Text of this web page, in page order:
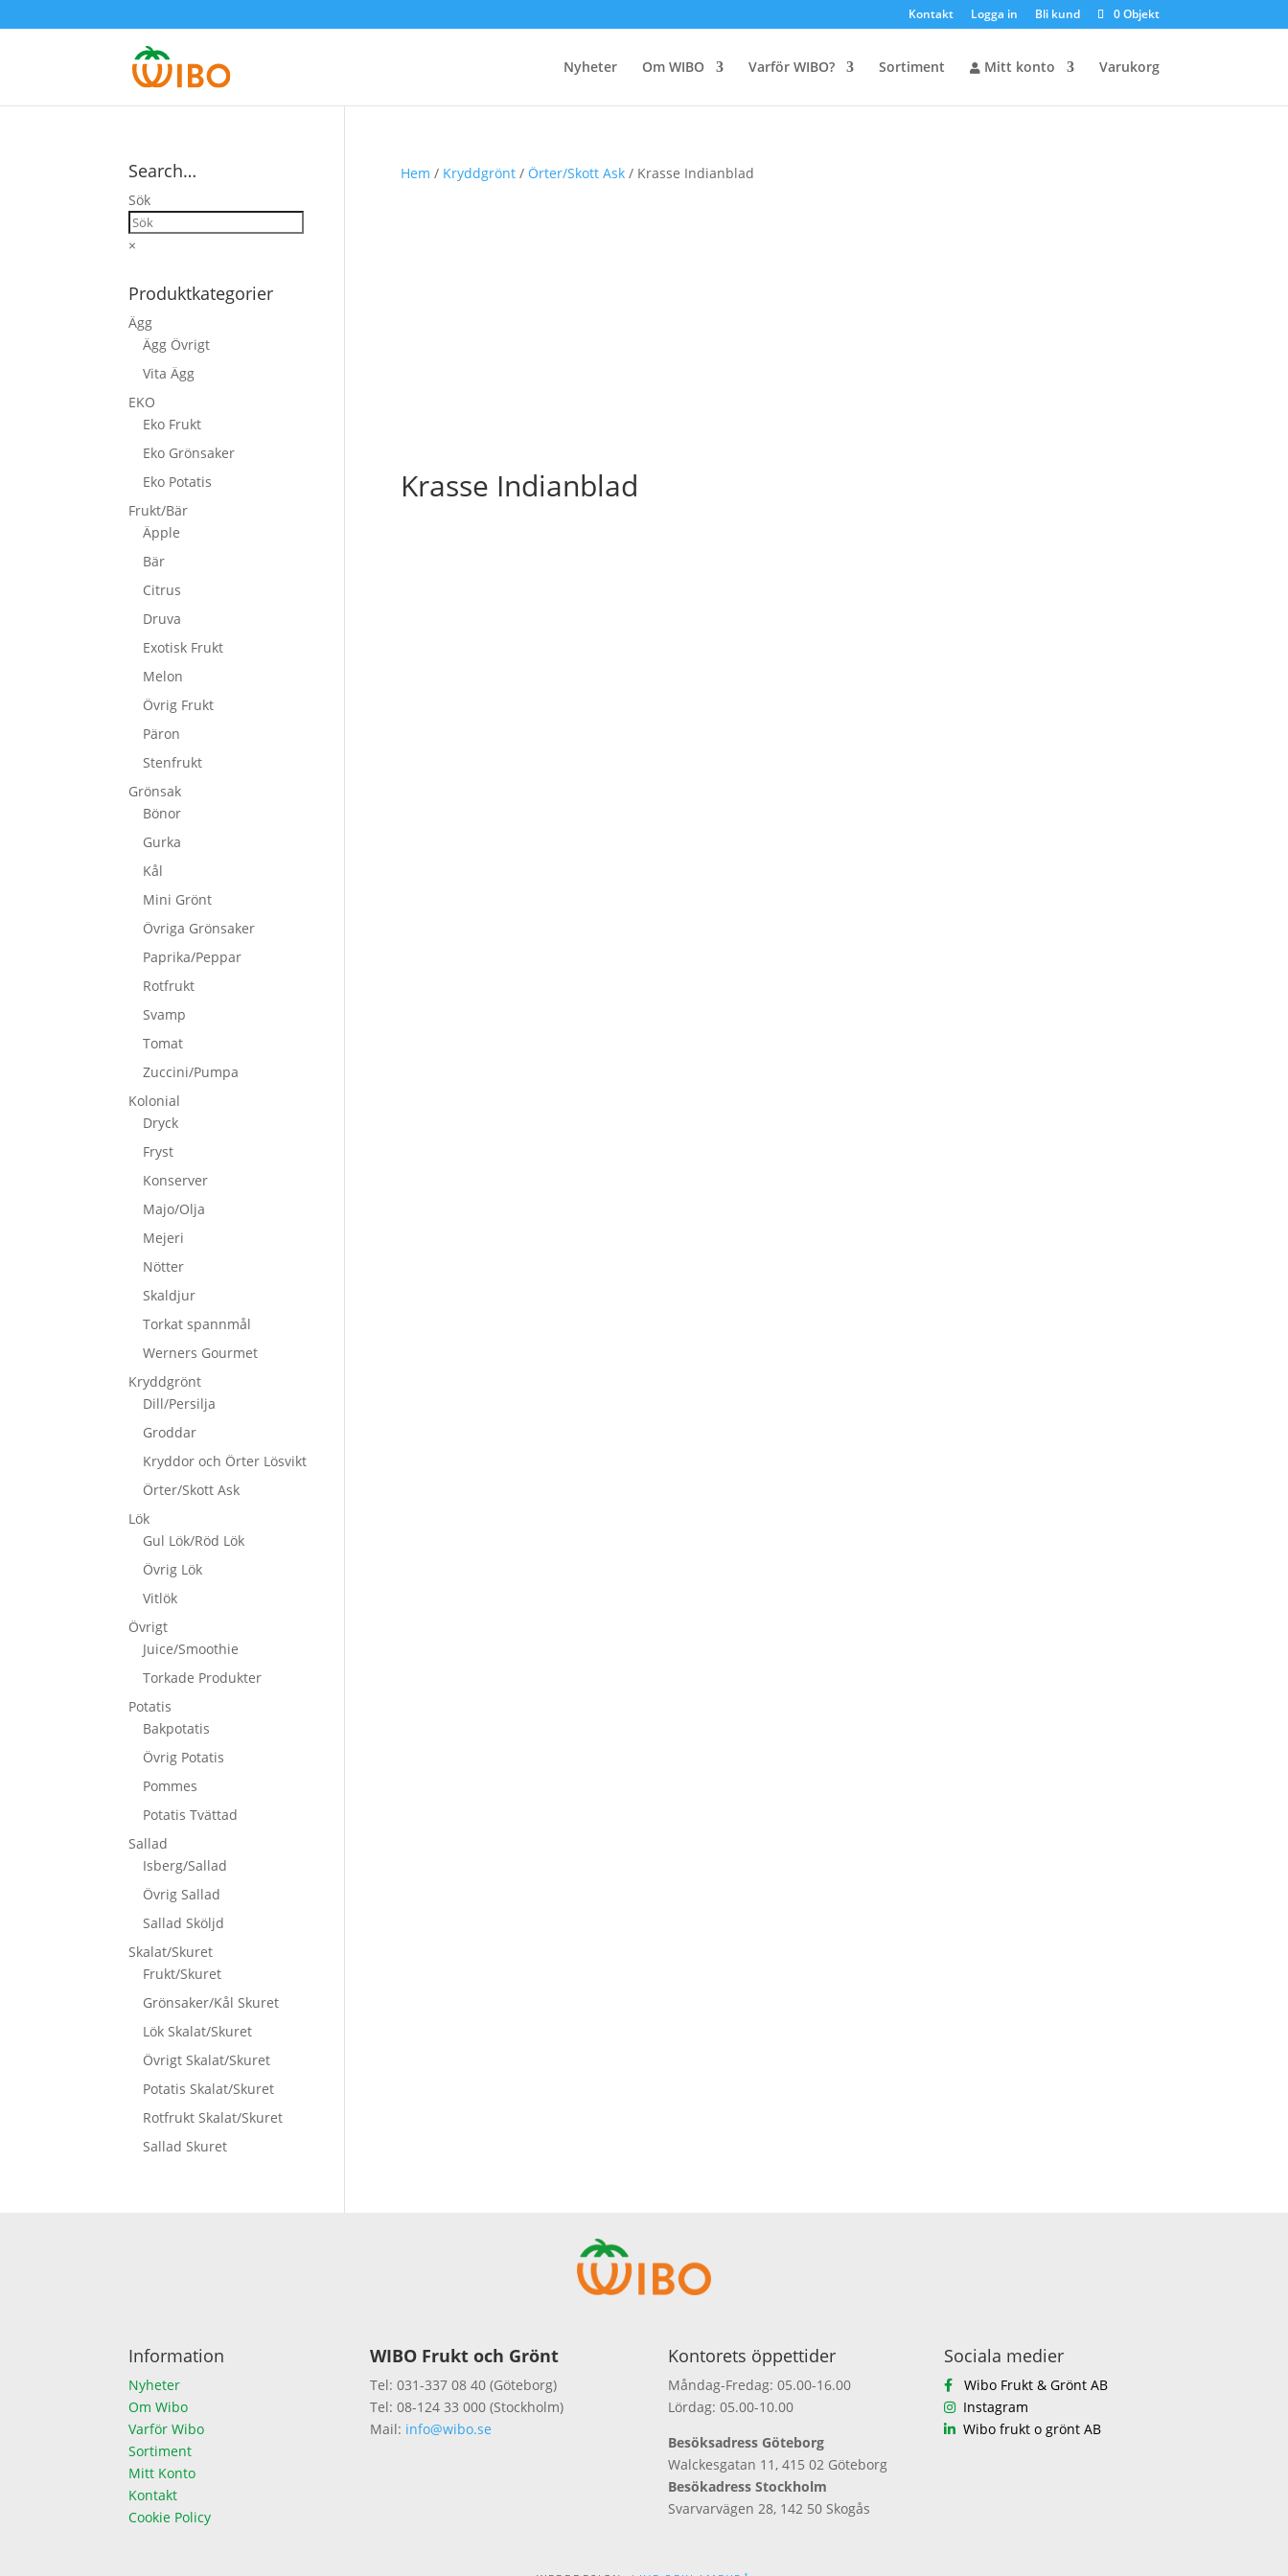
Kontakt Logga in Bli kund 0 Objekt
Nyheter Om WIBO Varför WIBO? Sortiment Mitt konto Varukorg
Hem / Kryddgrönt/ Örter/Skott Ask/ Krasse Indianblad
Krasse Indianblad
Search…
Sök
×
Produktkategorier
Ägg
Ägg Övrigt
Vita Ägg
EKO
Eko Frukt
Eko Grönsaker
Eko Potatis
Frukt/Bär
Äpple
Bär
Citrus
Druva
Exotisk Frukt
Melon
Övrig Frukt
Päron
Stenfrukt
Grönsak
Bönor
Gurka
Kål
Mini Grönt
Övriga Grönsaker
Paprika/Peppar
Rotfrukt
Svamp
Tomat
Zuccini/Pumpa
Kolonial
Dryck
Fryst
Konserver
Majo/Olja
Mejeri
Nötter
Skaldjur
Torkat spannmål
Werners Gourmet
Kryddgrönt
Dill/Persilja
Groddar
Kryddor och Örter Lösvikt
Örter/Skott Ask
Lök
Gul Lök/Röd Lök
Övrig Lök
Vitlök
Övrigt
Juice/Smoothie
Torkade Produkter
Potatis
Bakpotatis
Övrig Potatis
Pommes
Potatis Tvättad
Sallad
Isberg/Sallad
Övrig Sallad
Sallad Sköljd
Skalat/Skuret
Frukt/Skuret
Grönsaker/Kål Skuret
Lök Skalat/Skuret
Övrigt Skalat/Skuret
Potatis Skalat/Skuret
Rotfrukt Skalat/Skuret
Sallad Skuret
Information
Nyheter
Om Wibo
Varför Wibo
Sortiment
Mitt Konto
Kontakt
Cookie Policy
WIBO Frukt och Grönt
Tel: 031-337 08 40 (Göteborg)
Tel: 08-124 33 000 (Stockholm)
Mail: info@wibo.se
Kontorets öppettider
Måndag-Fredag: 05.00-16.00
Lördag: 05.00-10.00
Besöksadress Göteborg
Walckesgatan 11, 415 02 Göteborg
Besökadress Stockholm
Svarvarvägen 28, 142 50 Skogås
Sociala medier
Wibo Frukt & Grönt AB
Instagram
Wibo frukt o grönt AB